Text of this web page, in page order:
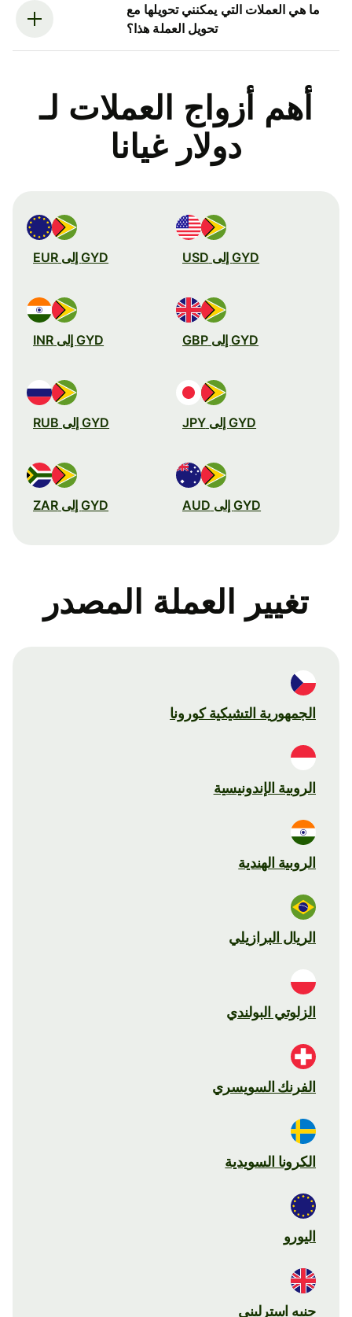
ما هي العملات التي يمكنني تحويلها مع
تحويل العملة هذا؟
أهم أزواج العملات لـ
دولار غيانا
GYD إلى USD GYD إلى EUR
GYD إلى GBP GYD إلى INR
GYD إلى JPY GYD إلى RUB
GYD إلى AUD GYD إلى ZAR
تغيير العملة المصدر
الجمهورية التشيكية كورونا
الروبية الإندونيسية
الروبية الهندية
الريال البرازيلي
الزلوتي البولندي
الفرنك السويسري
الكرونا السويدية
اليورو
جنيه استرليني